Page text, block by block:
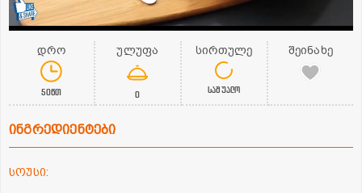
დრო
50წთ
ულუფა
0
სირთულე
საშუალო
შეინახე
ინგრედიენტები
სოუსი: